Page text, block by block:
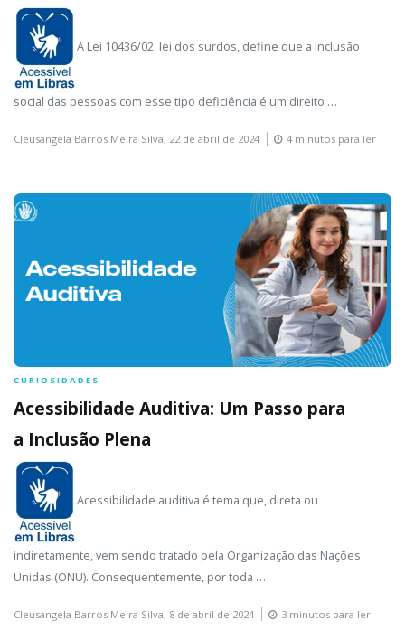
A Lei 10436/02, lei dos surdos, define que a inclusão
social das pessoas com esse tipo deficiência é um direito …
Cleusangela Barros Meira Silva, 22 de abril de 2024 4 minutos para ler
CURIOSIDADES
Acessibilidade Auditiva: Um Passo para
a Inclusão Plena
Acessibilidade auditiva é tema que, direta ou
indiretamente, vem sendo tratado pela Organização das Nações
Unidas (ONU). Consequentemente, por toda …
Cleusangela Barros Meira Silva, 8 de abril de 2024 3 minutos para ler